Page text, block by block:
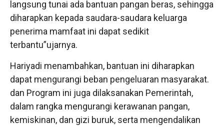
langsung tunai ada bantuan pangan beras, sehingga
diharapkan kepada saudara-saudara keluarga
penerima mamfaat ini dapat sedikit
terbantu”ujarnya.
Hariyadi menambahkan, bantuan ini diharapkan
dapat mengurangi beban pengeluaran masyarakat.
dan Program ini juga dilaksanakan Pemerintah,
dalam rangka mengurangi kerawanan pangan,
kemiskinan, dan gizi buruk, serta mengendalikan